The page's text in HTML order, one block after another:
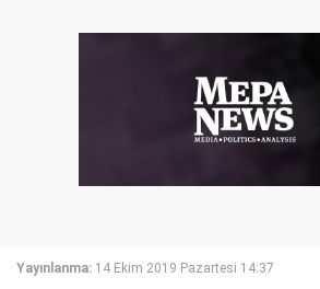
Yayınlanma: 14 Ekim 2019 Pazartesi 14:37